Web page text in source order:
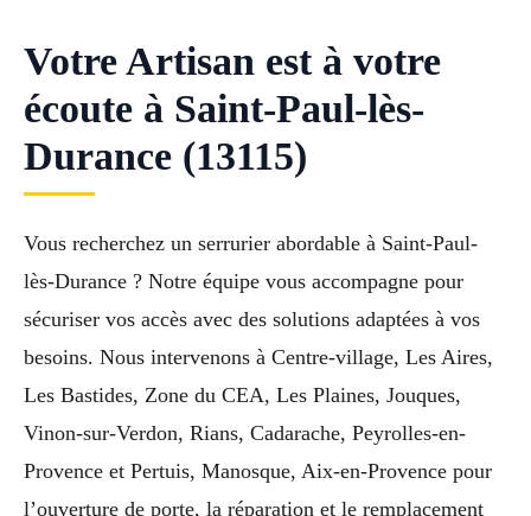
Votre Artisan est à votre
écoute à Saint-Paul-lès-
Durance (13115)
Vous recherchez un serrurier abordable à Saint-Paul-
lès-Durance ? Notre équipe vous accompagne pour
sécuriser vos accès avec des solutions adaptées à vos
besoins. Nous intervenons à Centre-village, Les Aires,
Les Bastides, Zone du CEA, Les Plaines, Jouques,
Vinon-sur-Verdon, Rians, Cadarache, Peyrolles-en-
Provence et Pertuis, Manosque, Aix-en-Provence pour
l’ouverture de porte, la réparation et le remplacement